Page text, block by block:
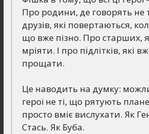
Про родини, де говорять не
друзів, які повертаються,
що вже пізно. Про старших,
мріяти. І про підлітків, які
прощати.
Це наводить на думку:
герої не ті, що рятують
просто вміє вислухати. Як
Стась. Як Буба.